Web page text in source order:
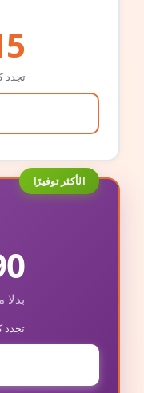
تجدد
الأكثر توفيرًا
بدلا
تجدد